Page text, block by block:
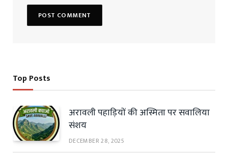
Top Posts
अरावली पहाड़ियों की अस्मिता पर सवालिया
संशय
DECEMBER 28, 2025